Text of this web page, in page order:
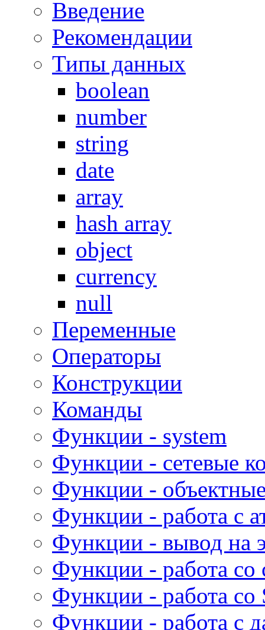
Введение
Рекомендации
Типы данных
boolean
number
string
date
array
hash array
object
currency
null
Переменные
Операторы
Конструкции
Команды
Функции - system
Функции - сетевые
Функции -
Функции - работа с
Функции - вывод на
Функции - работа со
Функции - работа
Функции - работа с